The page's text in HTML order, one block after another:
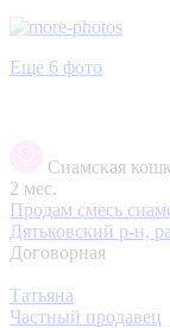
Еще 6 фото
Сиамская
2 мес.
Продам смесь
Дятьковский р-н,
Договорная
Татьяна
Частный продавец